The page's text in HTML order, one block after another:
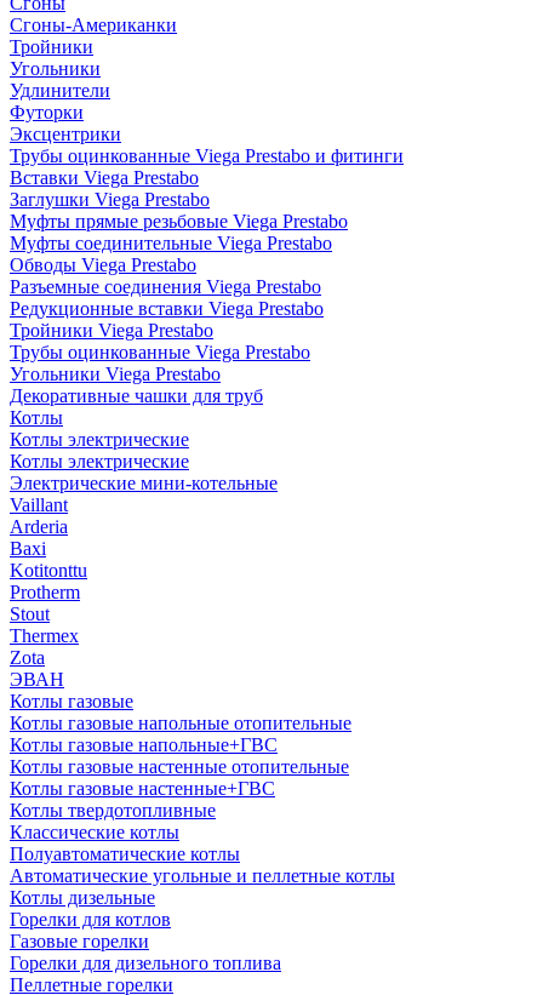
Сгоны-Американки
Тройники
Угольники
Удлинители
Футорки
Эксцентрики
Трубы оцинкованные Viega Prestabo и фитинги
Вставки Viega Prestabo
Заглушки Viega Prestabo
Муфты прямые резьбовые Viega Prestabo
Муфты соединительные Viega Prestabo
Обводы Viega Prestabo
Разъемные соединения Viega Prestabo
Редукционные вставки Viega Prestabo
Тройники Viega Prestabo
Трубы оцинкованные Viega Prestabo
Угольники Viega Prestabo
Декоративные чашки для труб
Котлы
Котлы электрические
Котлы электрические
Электрические мини-котельные
Vaillant
Arderia
Baxi
Kotitonttu
Protherm
Stout
Thermex
Zota
ЭВАН
Котлы газовые
Котлы газовые напольные отопительные
Котлы газовые напольные+ГВС
Котлы газовые настенные отопительные
Котлы газовые настенные+ГВС
Котлы твердотопливные
Классические котлы
Полуавтоматические котлы
Автоматические угольные и пеллетные котлы
Котлы дизельные
Горелки для котлов
Газовые горелки
Горелки для дизельного топлива
Пеллетные горелки